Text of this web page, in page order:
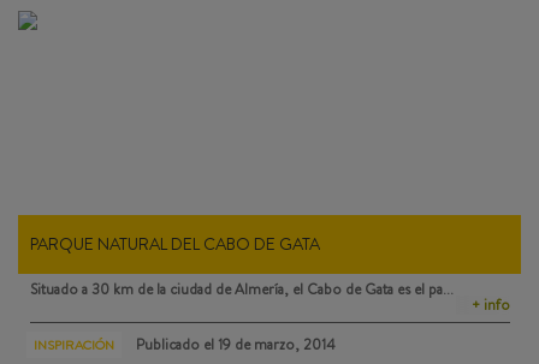
PARQUE NATURAL DEL CABO DE GATA
Situado a 30 km de la ciudad de Almería, el Cabo de Gata es el pa…
+ info
INSPIRACIÓN Publicado el 19 de marzo, 2014